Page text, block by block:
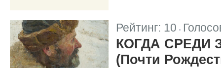
Рейтинг: 10
КОГДА СРЕДИ
(Почти